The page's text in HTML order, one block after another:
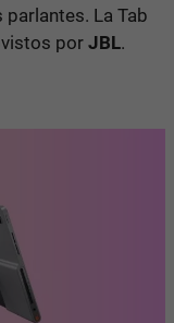
La Tab
por JBL.